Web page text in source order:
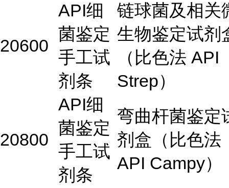
20600
API细
菌鉴定
手工试
剂条
链球菌及相关
生物鉴定试剂
（比色法 API
Strep）
20800
API细
菌鉴定
手工试
剂条
弯曲杆菌鉴定
剂盒（比色法
API Campy）